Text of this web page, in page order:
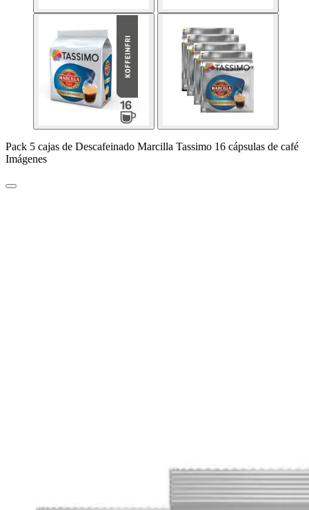
Pack 5 cajas de Descafeinado Marcilla Tassimo 16 cápsulas de café
Imágenes